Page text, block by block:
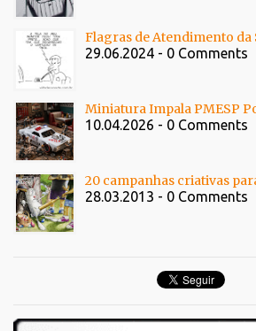
Flagras de Atendimento da
29.06.2024 - 0 Comments
Miniatura Impala PMESP
10.04.2026 - 0 Comments
20 campanhas criativas
28.03.2013 - 0 Comments